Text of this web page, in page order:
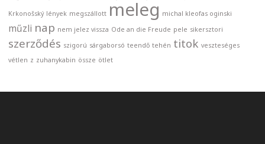
Krkonošský lények megszállott meleg michal kleofas oginski
műzli nap nem jelez vissza Ode an die Freude pele sikersztori
szerződés szigorú sárgaborsó teendő tehén titok veszteséges
vétlen z zuhanykabin össze ötlet